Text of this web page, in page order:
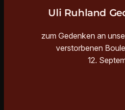
Uli Ruhland
zum Gedenken an
verstorbenen
12.